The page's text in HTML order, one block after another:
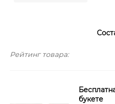
Рейтинг товара:
букете